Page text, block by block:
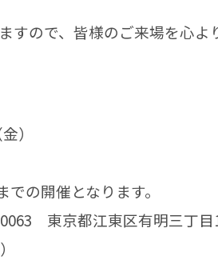
すので、皆様のご来場を心よ
）
の開催となります。
東京都江東区有明三丁目